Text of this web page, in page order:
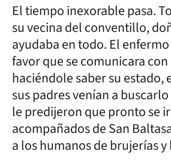
El tiempo inexorable pasa.
su vecina del conventillo,
ayudaba en todo. El
favor que se comunicara con
haciéndole saber su estado,
sus padres venían a
le predijeron que pronto se
acompañados de San
a los humanos de brujerías